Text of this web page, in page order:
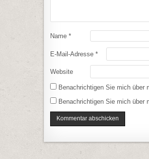
Name*
E-Mail-Adresse*
Website
Benachrichtigen Sie mich über
Benachrichtigen Sie mich über